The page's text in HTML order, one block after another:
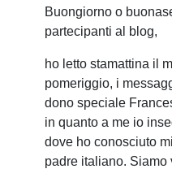
Buongiorno o
partecipanti al blog,
ho letto stamattina il
pomeriggio, i
dono speciale
in quanto a me io
dove ho conosciuto
padre italiano. Siamo